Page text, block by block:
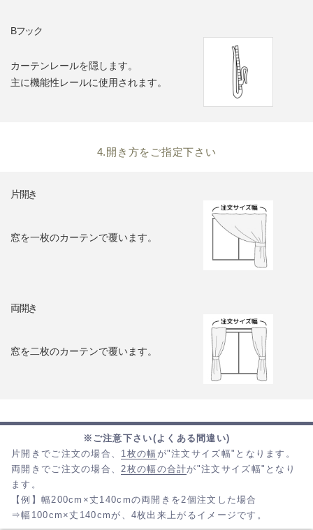
Bフック
カーテンレールを隠します。
主に機能性レールに使用されます。
4.開き方をご指定下さい
片開き
窓を一枚のカーテンで覆います。
両開き
窓を二枚のカーテンで覆います。
※ご注意下さい(よくある間違い)
片開きでご注文の場合、 1枚の幅 が"注文サイズ幅"となります。
両開きでご注文の場合、 2枚の幅の合計が"注文サイズ幅"となり
ます。
【例】幅200cm×丈140cmの両開きを2個注文した場合
⇒幅100cm×丈140cmが、4枚出来上がるイメージです。